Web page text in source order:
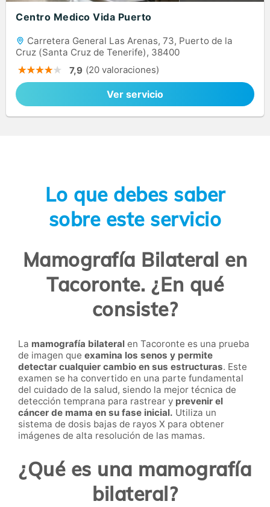
Centro Medico Vida Puerto
Carretera General Las Arenas, 73, Puerto de la
Cruz (Santa Cruz de Tenerife), 38400
7,9 (20 valoraciones)
Ver servicio
Lo que debes saber
sobre este servicio
Mamografía Bilateral en
Tacoronte. ¿En qué
consiste?
La mamografía bilateral en Tacoronte es una prueba
de imagen que examina los senos y permite
detectar cualquier cambio en sus estructuras. Este
examen se ha convertido en una parte fundamental
del cuidado de la salud, siendo la mejor técnica de
detección temprana para rastrear y prevenir el
cáncer de mama en su fase inicial. Utiliza un
sistema de dosis bajas de rayos X para obtener
imágenes de alta resolución de las mamas.
¿Qué es una mamografía
bilateral?